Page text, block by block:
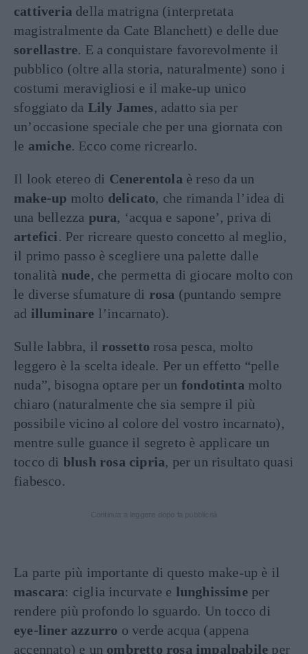
cattiveria della matrigna (interpretata
magistralmente da Cate Blanchett) e delle due
sorellastre. E a conquistare favorevolmente il
pubblico (oltre alla storia, naturalmente) sono i
costumi meravigliosi e il make-up unico
sfoggiato da Lily James, adatto sia per
un’occasione speciale che per una giornata con
le amiche. Ecco come ricrearlo.
Il look etereo di Cenerentola è reso da un
make-up molto delicato, che rimanda l’idea di
una bellezza pura, ‘acqua e sapone’, priva di
artefici. Per ricreare questo concetto al meglio,
il primo passo è scegliere una palette dalle
tonalità nude, che permetta di giocare molto con
le diverse sfumature di rosa (puntando sempre
ad illuminare l’incarnato).
Sulle labbra, il rossetto rosa pesca, molto
leggero è la scelta ideale. Per un effetto “pelle
nuda”, bisogna optare per un fondotinta molto
chiaro (naturalmente che sia sempre il più
possibile vicino al colore del vostro incarnato),
mentre sulle guance il segreto è applicare un
tocco di blush rosa cipria, per un risultato quasi
fiabesco.
La parte più importante di questo make-up è il
mascara: ciglia incurvate e lunghissime per
rendere più profondo lo sguardo. Un tocco di
eye-liner azzurro o verde acqua (appena
accennato) e un ombretto rosa impalpabile per